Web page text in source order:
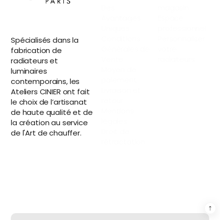
Spécialisés dans la
fabrication de
radiateurs et
luminaires
contemporains, les
Ateliers CINIER ont fait
le choix de l’artisanat
de haute qualité et de
la création au service
de l'Art de chauffer.